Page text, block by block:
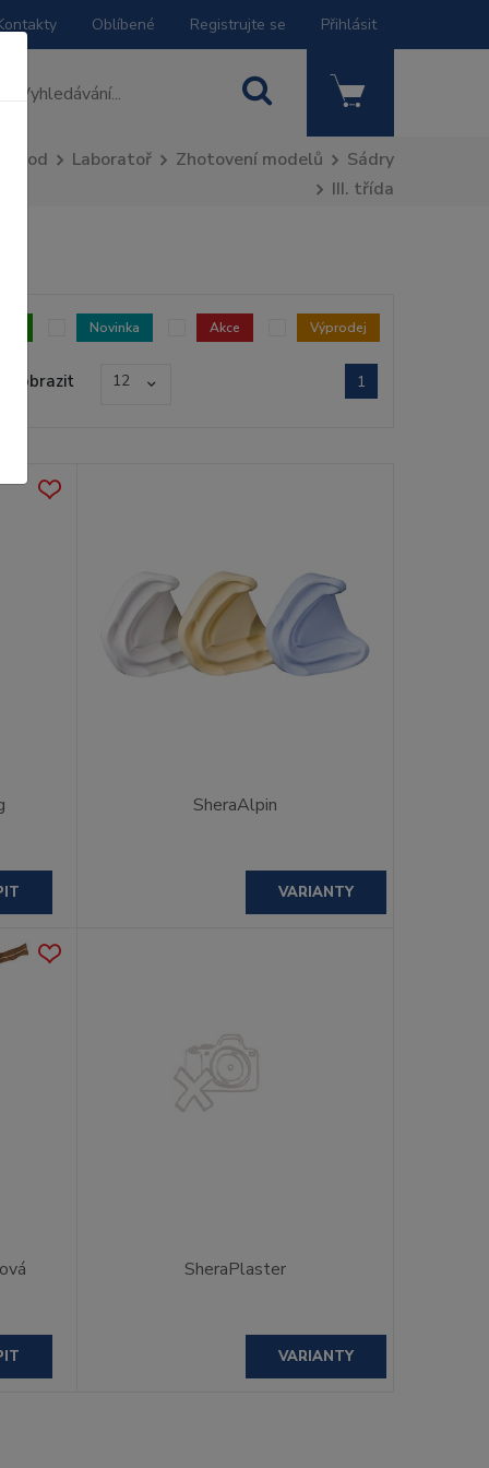
Oblíbené Registrujte se Přihlásit
Úvod Laboratoř Zhotovení modelů
Sádry
III. třída
Novinka Akce Výprodej
Zobrazit 12 1
SheraAlpin
VARIANTY
SheraPlaster
VARIANTY